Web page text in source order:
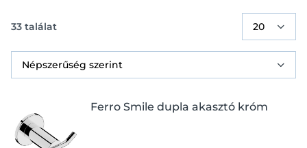
33 találat
Ferro Smile dupla akasztó króm